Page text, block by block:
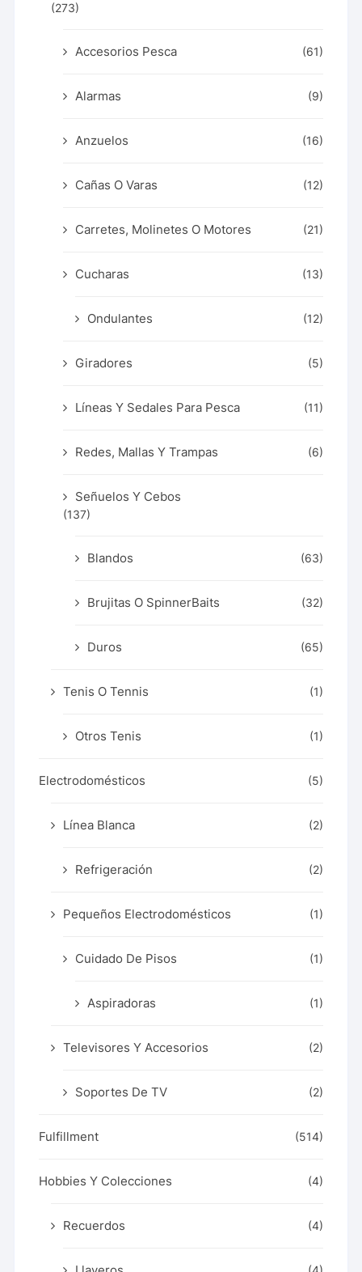
(273)
Accesorios Pesca (61)
Alarmas (9)
Anzuelos (16)
Cañas O Varas (12)
Carretes, Molinetes O Motores (21)
Cucharas (13)
Ondulantes (12)
Giradores (5)
Líneas Y Sedales Para Pesca (11)
Redes, Mallas Y Trampas (6)
Señuelos Y Cebos
(137)
Blandos (63)
Brujitas O SpinnerBaits (32)
Duros (65)
Tenis O Tennis (1)
Otros Tenis (1)
Electrodomésticos (5)
Línea Blanca (2)
Refrigeración (2)
Pequeños Electrodomésticos (1)
Cuidado De Pisos (1)
Aspiradoras (1)
Televisores Y Accesorios (2)
Soportes De TV (2)
Fulfillment (514)
Hobbies Y Colecciones (4)
Recuerdos (4)